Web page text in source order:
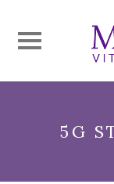
5G